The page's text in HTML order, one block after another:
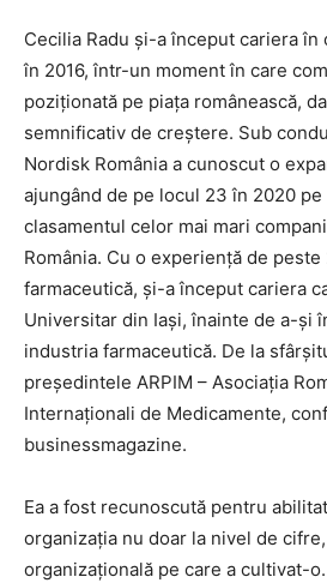
Cecilia Radu şi-a început cariera
în 2016, într-un moment în care
poziţionată pe piaţa românească,
semnificativ de creştere. Sub
Nordisk România a cunoscut o
ajungând de pe locul 23 în 2020
clasamentul celor mai mari
România. Cu o experienţă de
farmaceutică, şi-a început cariera
Universitar din Iaşi, înainte de a-şi
industria farmaceutică. De la
preşedintele ARPIM – Asociaţia
Internaţionali de Medicamente,
businessmagazine.
Ea a fost recunoscută pentru
organizaţia nu doar la nivel de
organizaţională pe care a cultivat-